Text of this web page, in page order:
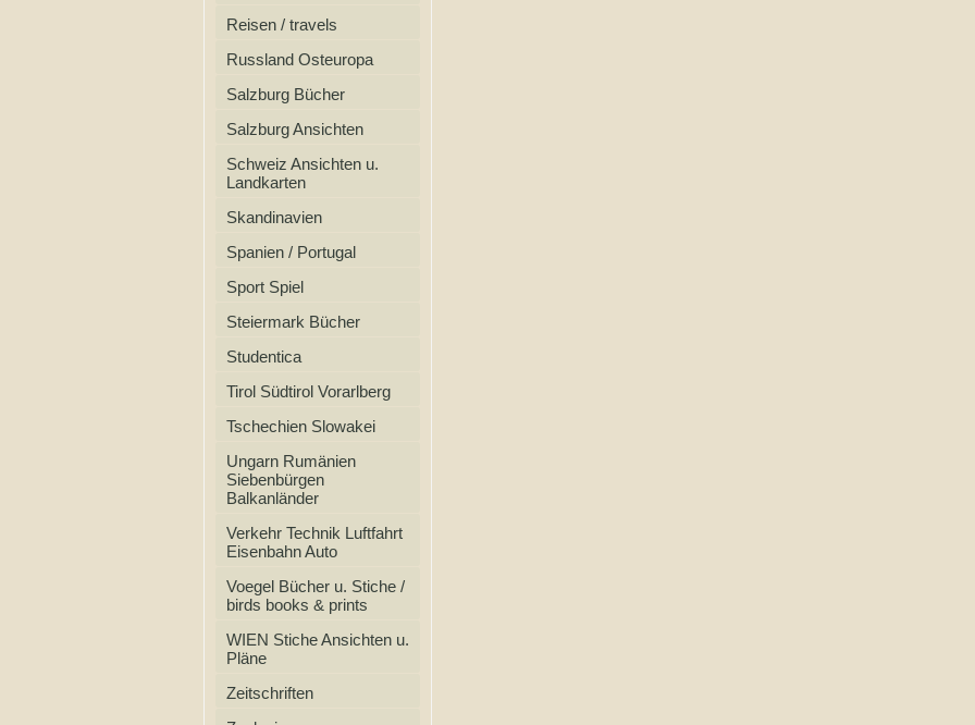
Reisen / travels
Russland Osteuropa
Salzburg Bücher
Salzburg Ansichten
Schweiz Ansichten u.
Landkarten
Skandinavien
Spanien / Portugal
Sport Spiel
Steiermark Bücher
Studentica
Tirol Südtirol Vorarlberg
Tschechien Slowakei
Ungarn Rumänien
Siebenbürgen
Balkanländer
Verkehr Technik Luftfahrt
Eisenbahn Auto
Voegel Bücher u. Stiche /
birds books & prints
WIEN Stiche Ansichten u.
Pläne
Zeitschriften